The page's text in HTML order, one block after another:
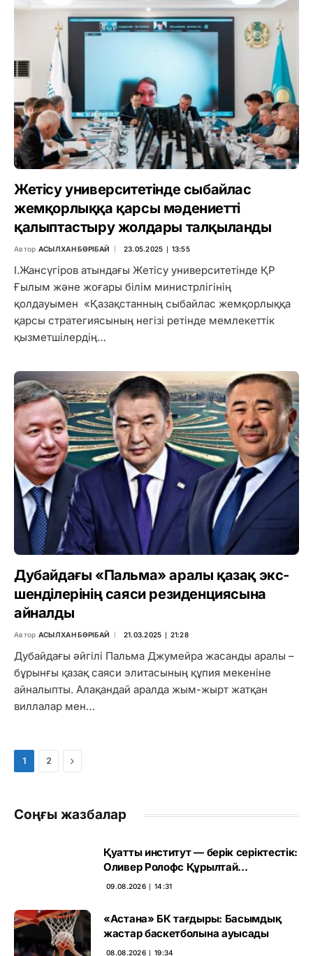
Жетісу университетінде сыбайлас
жемқорлыққа қарсы мәдениетті
қалыптастыру жолдары талқыланды
Автор АСЫЛХАН БӨРІБАЙ 23.05.2025 ∣ 13:55
І.Жансүгіров атындағы Жетісу университетінде ҚР
Ғылым және жоғары білім министрлігінің
қолдауымен «Қазақстанның сыбайлас жемқорлыққа
қарсы стратегиясының негізі ретінде мемлекеттік
қызметшілердің…
Дубайдағы «Пальма» аралы қазақ экс-
шенділерінің саяси резиденциясына
айналды
Автор АСЫЛХАН БӨРІБАЙ 21.03.2025 ∣ 21:28
Дубайдағы әйгілі Пальма Джумейра жасанды аралы –
бұрынғы қазақ саяси элитасының құпия мекеніне
айналыпты. Алақандай аралда жым-жырт жатқан
виллалар мен…
1 2 Next
Соңғы жазбалар
Қуатты институт — берік серіктестік:
Оливер Ролофс Құрылтай
сайлауының маңызын бағалады
09.08.2026 ∣ 14:31
«Астана» БК тағдыры: Басымдық
жастар баскетболына ауысады
08.08.2026 ∣ 19:34